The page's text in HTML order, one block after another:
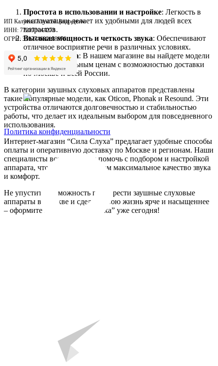
Простота в использовании и настройке: Легкость в
эксплуатации делает их удобными для людей всех
возрастов.
Высокая мощность и четкость звука: Обеспечивают
отличное восприятие речи в различных условиях.
Доступная цена: В нашем магазине вы найдете модели
по привлекательным ценам с возможностью доставки
по Москве и всей России.
В категории заушных слуховых аппаратов представлены
такие популярные модели, как Oticon, Phonak и Resound. Эти
устройства отличаются долговечностью и стабильностью
работы, что делает их идеальным выбором для повседневного
использования.
Интернет-магазин “Сила Слуха” предлагает удобные способы
оплаты и оперативную доставку по Москве и регионам. Наши
специалисты всегда готовы помочь с подбором и настройкой
аппарата, чтобы обеспечить вам максимальное качество звука
и комфорт.
Не упустите возможность приобрести заушные слуховые
аппараты в Москве и сделать свою жизнь ярче и насыщеннее
– оформите заказ в “Сила Слуха” уже сегодня!
ИП Калугин Алексей Андреевич
ИНН: 772073144273
ОГРН: 319774600158976
Политика конфиденциальности